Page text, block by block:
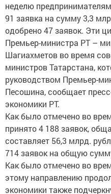
неделю
91 заявка на сумму 3,3
одобрено 47 заявок. Эти
Премьер-министра РТ –
Шагиахметов во время
министров Татарстана,
руководством Премьер-
Песошина, сообщает
экономики РТ.
Как было отмечено во
принято 4 188 заявок,
составляет 56,3 млрд.
714 заявок на общую
Как было отмечено во
этому направлению
экономики также